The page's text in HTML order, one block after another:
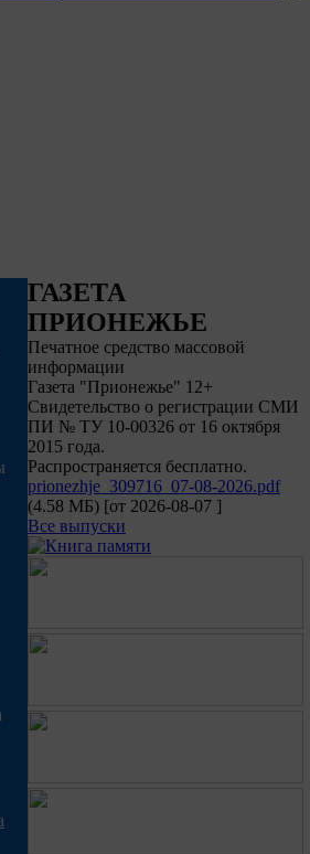
ГАЗЕТА
ПРИОНЕЖЬЕ
Печатное средство массовой
информации
Газета "Прионежье" 12+
Свидетельство о регистрации СМИ
ПИ № ТУ 10-00326 от 16 октября
2015 года.
Распространяется бесплатно.
prionezhje_309716_07-08-2026.pdf
(4.58 МБ) [от 2026-08-07 ]
Все выпуски